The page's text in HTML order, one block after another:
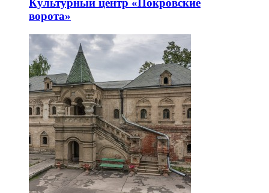
Культурный центр «Покровские
ворота»